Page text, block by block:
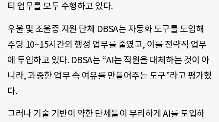
티 업무를 모두 수행하고 있다.
우울 및 조울증 지원 단체 DBSA는 자동화 도구를 도입해
주당 10~15시간의 행정 업무를 줄였고, 이를 전략적 업무
에 투입하고 있다. DBSA는 “AI는 직원을 대체하는 것이 아
니라, 과중한 업무 속 여유를 만들어주는 도구”라고 평가했
다.
그러나 기술 기반이 약한 단체들이 무리하게 AI를 도입하